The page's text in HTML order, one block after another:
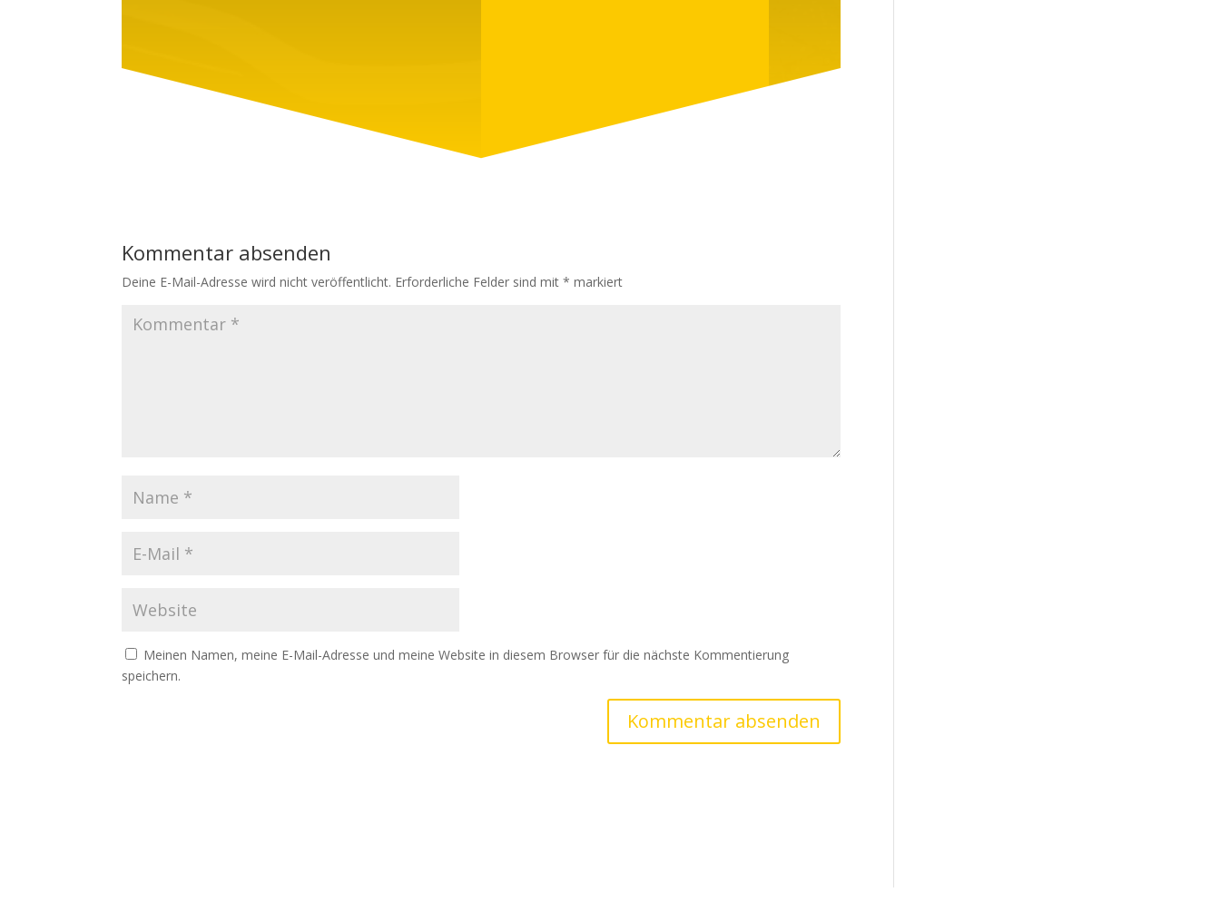
Kommentar absenden
Deine E-Mail-Adresse wird nicht veröffentlicht. Erforderliche Felder sind mit* markiert
Meinen Namen, meine E-Mail-Adresse und meine Website in diesem Browser für die nächste Kommentierung
speichern.